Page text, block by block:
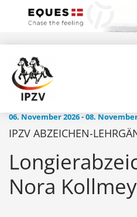
06. November 2026 - 08.
IPZV ABZEICHEN-
Nora